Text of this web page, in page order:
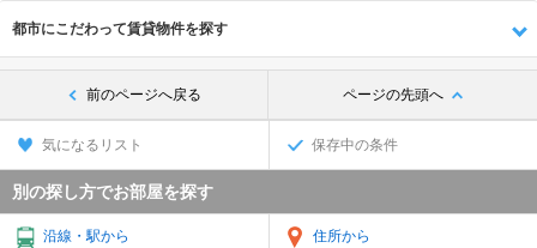
都市にこだわって賃貸物件を探す
前のページへ戻る ページの先頭へ
気になるリスト 保存中の条件
別の探し方でお部屋を探す
沿線・駅から 住所から